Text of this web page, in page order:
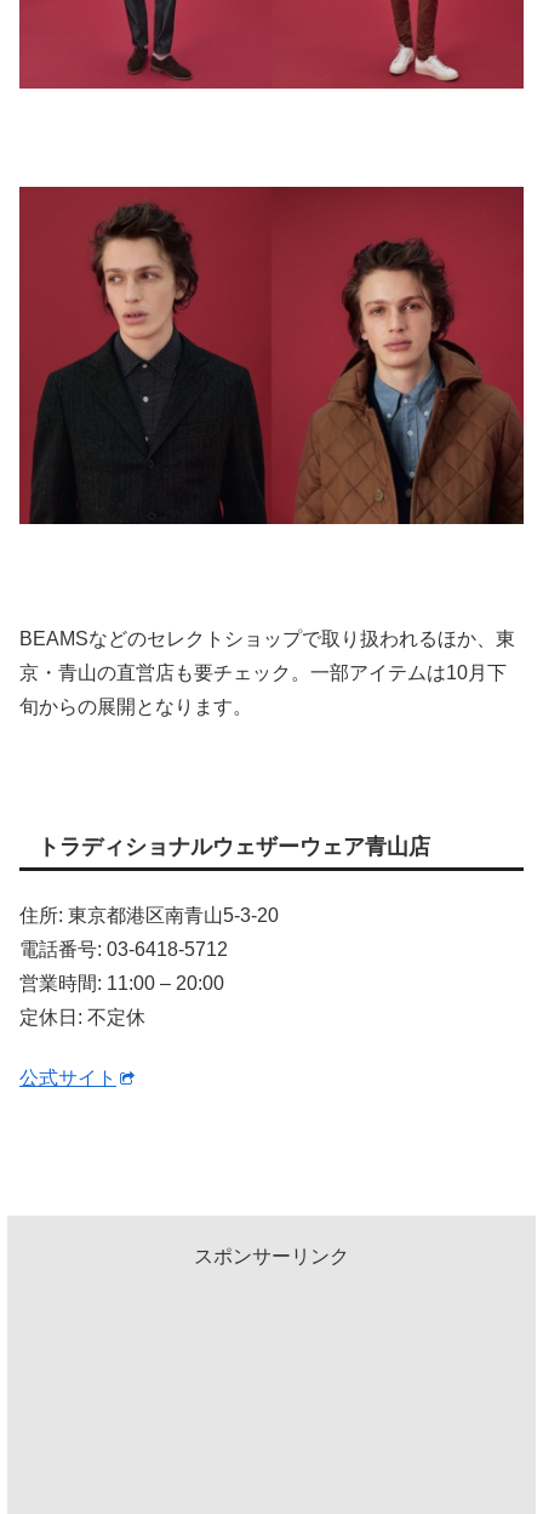
BEAMSなどのセレクトショップで取り扱われるほか、東
京・青山の直営店も要チェック。一部アイテムは10月下
旬からの展開となります。
トラディショナルウェザーウェア青山店
住所: 東京都港区南青山5-3-20
電話番号: 03-6418-5712
営業時間: 11:00 – 20:00
定休日: 不定休
公式サイト
スポンサーリンク